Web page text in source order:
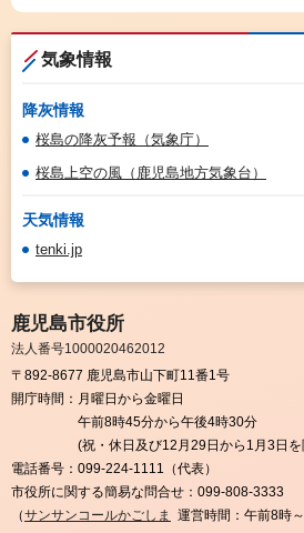
気象情報
降灰情報
桜島の降灰予報（気象庁）
桜島上空の風（鹿児島地方気象台）
天気情報
tenki.jp
鹿児島市役所
法人番号1000020462012
〒892-8677 鹿児島市山下町11番1号
開庁時間： 月曜日から金曜日
午前8時45分から午後4時30分
(祝・休日及び12月29日から1月3日
電話番号： 099-224-1111（代表）
市役所に関する簡易な問合せ： 099-808-3333
（サンサンコールかごしま 運営時間：午前8時